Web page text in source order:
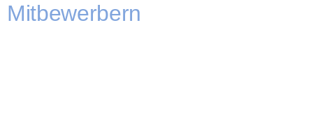
Mitbewerbern